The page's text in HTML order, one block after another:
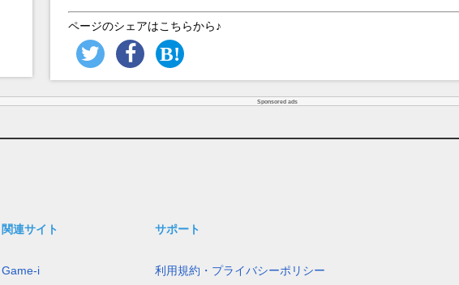
ページのシェアはこちらから♪
Sponsored ads
関連サイト
Game-i
サポート
利用規約・プライバシーポリシー